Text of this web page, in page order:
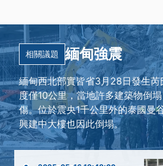
相關議題 緬甸強震
緬甸西北部實皆省3月28日發生
度僅10公里，當地許多建築物倒
傷。位於震央1千公里外的泰國曼
興建中大樓也因此倒塌。